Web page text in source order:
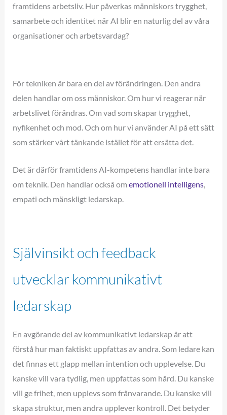
framtidens arbetsliv. Hur påverkas människors trygghet,
samarbete och identitet när AI blir en naturlig del av våra
organisationer och arbetsvardag?
För tekniken är bara en del av förändringen. Den andra
delen handlar om oss människor. Om hur vi reagerar när
arbetslivet förändras. Om vad som skapar trygghet,
nyfikenhet och mod. Och om hur vi använder AI på ett sätt
som stärker vårt tänkande istället för att ersätta det.
Det är därför framtidens AI-kompetens handlar inte bara
om teknik. Den handlar också om emotionell intelligens,
empati och mänskligt ledarskap.
Självinsikt och feedback
utvecklar kommunikativt
ledarskap
En avgörande del av kommunikativt ledarskap är att
förstå hur man faktiskt uppfattas av andra. Som ledare kan
det finnas ett glapp mellan intention och upplevelse. Du
kanske vill vara tydlig, men uppfattas som hård. Du kanske
vill ge frihet, men upplevs som frånvarande. Du kanske vill
skapa struktur, men andra upplever kontroll. Det betyder